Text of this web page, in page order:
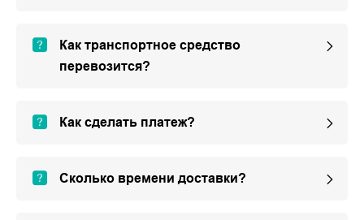
Как транспортное средство
перевозится?
Как сделать платеж?
Сколько времени доставки?